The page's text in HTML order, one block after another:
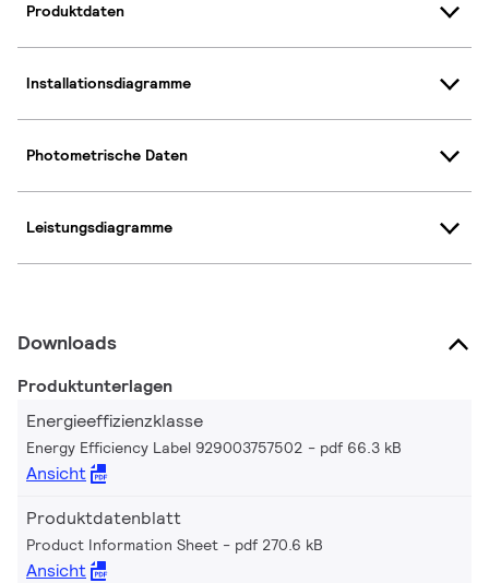
Produktdaten
Installationsdiagramme
Photometrische Daten
Leistungsdiagramme
Downloads
Produktunterlagen
Energieeffizienzklasse
Energy Efficiency Label 929003757502 pdf 66.3 kB
Ansicht
Produktdatenblatt
Product Information Sheet pdf 270.6 kB
Ansicht